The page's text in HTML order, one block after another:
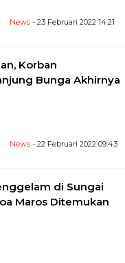
News - 23 Februari 2022 14:21
Korban
Bunga Akhirnya
News - 22 Februari 2022 09:43
di Sungai
Maros Ditemukan